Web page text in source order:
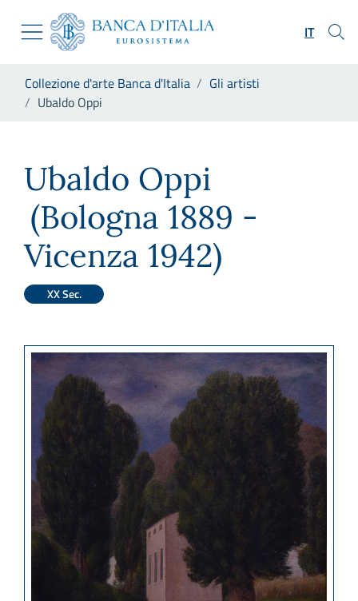
Skip to Main Content
Vai al sito istituzionale
Vai al menu di navigazione
Vai alla ricerca
Vai al footer
IT
Collezione d'arte Banca d'Italia
Gli artisti
Ubaldo Oppi
Ubaldo Oppi
(Bologna 1889 -
Vicenza 1942)
XX Sec.